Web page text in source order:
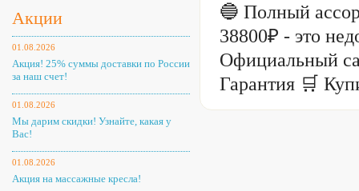
Акции
01.08.2026
Акция! 25% суммы доставки по России
за наш счет!
01.08.2026
Мы дарим скидки! Узнайте, какая у
Вас!
01.08.2026
Акция на массажные кресла!
🔵 Полный
38800₽ - это
Официальный
Гарантия 🛒